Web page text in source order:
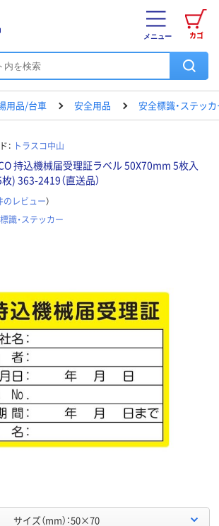
カゴ
メニュー
用品/台車 安全用品 安全標識・ステッ
： トラスコ中山
持込機械届受理証ラベル 50X70mm 5枚入
) 363-2419（直送品）
のレビュー）
識・ステッカー
サイズ（mm）：50×70